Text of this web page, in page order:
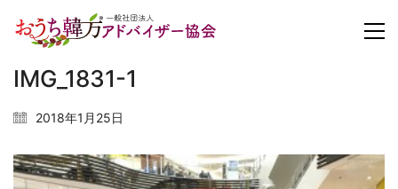
IMG_1831-1
2018年1月25日